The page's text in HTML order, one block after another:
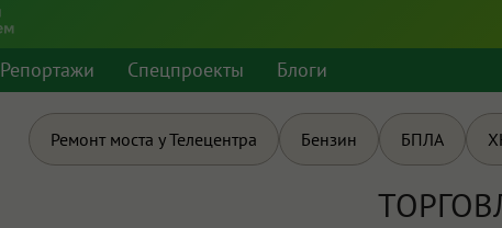
Репортажи Спецпроекты Блоги
Ремонт моста у Телецентра Бензин БПЛА